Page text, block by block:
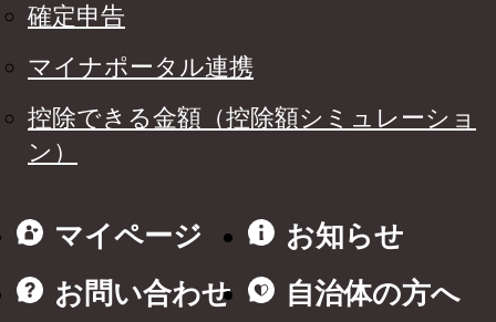
確定申告
マイナポータル連携
控除できる金額（控除額シミュレーショ
ン）
マイページ
お知らせ
お問い合わせ
自治体の方へ